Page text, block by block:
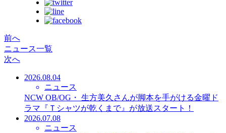
前へ
ニュース一覧
次へ
2026.08.04
ニュース
NCW OB/OG・ 生方美久さんが脚本を手がける金曜ド
ラマ『Ｔシャツが乾くまで』が放送スタート！
2026.07.08
ニュース